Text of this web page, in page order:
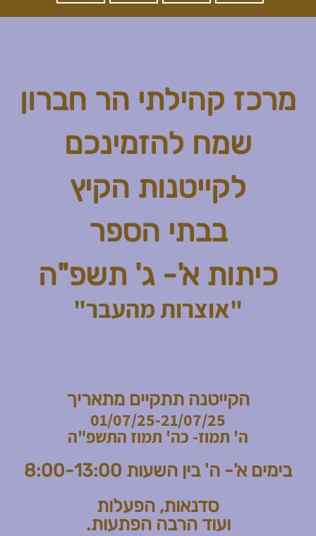
מרכז קהילתי הר חברון
שמח להזמינכם
לקייטנות הקיץ
בבתי הספר
כיתות א'- ג' תשפ"ה
"אוצרות מהעבר"
הקייטנה תתקיים מתאריך
01/07/25-21/07/25
ה' תמוז- כה' תמוז התשפ"ה
בימים א'- ה' בין השעות 8:00-13:00
סדנאות, הפעלות
ועוד הרבה הפתעות.